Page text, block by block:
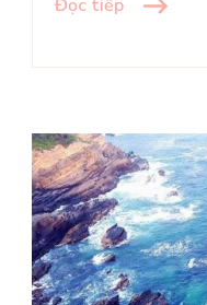
Đọc tiếp